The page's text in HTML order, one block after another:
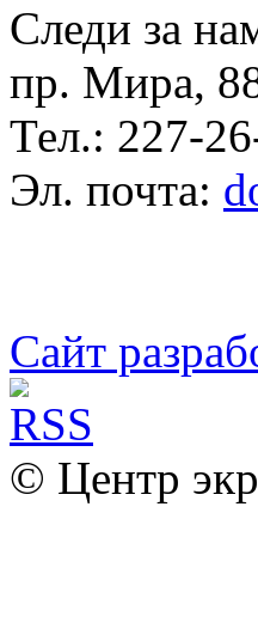
Следи за
пр. Мира,
Тел.: 227-
Эл. почта:
Сайт
© Центр